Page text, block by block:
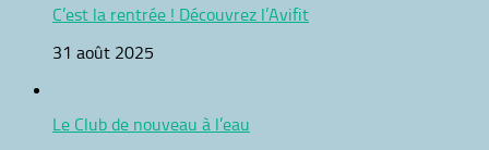
C’est la rentrée ! Découvrez l’Avifit
31 août 2025
Le Club de nouveau à l’eau